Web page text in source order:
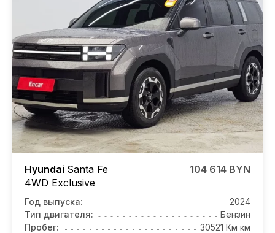
Hyundai Santa Fe
4WD Exclusive
104 614 BYN
Год выпуска:
2024
Тип двигателя:
Бензин
Пробег:
30521 Км км